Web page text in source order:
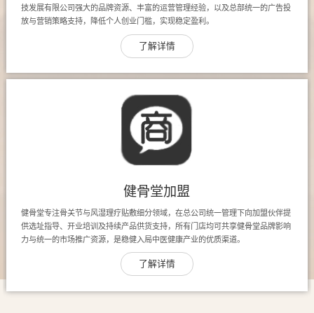
技发展有限公司强大的品牌资源、丰富的运营管理经验，以及总部统一的广告投
放与营销策略支持，降低个人创业门槛，实现稳定盈利。
了解详情
健骨堂加盟
健骨堂专注骨关节与风湿理疗贴敷细分领域，在总公司统一管理下向加盟伙伴提
供选址指导、开业培训及持续产品供货支持，所有门店均可共享健骨堂品牌影响
力与统一的市场推广资源，是稳健入局中医健康产业的优质渠道。
了解详情